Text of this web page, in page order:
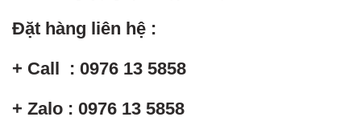
Đặt hàng liên hệ :
+ Call : 0976 13 5858
+ Zalo : 0976 13 5858